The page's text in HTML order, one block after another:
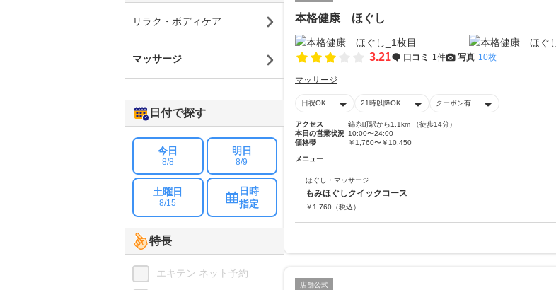
本格健康 ほぐし
3.21 口コミ 1件 写真 10枚
マッサージ
日祝OK 21時以降OK クーポン有
アクセス
錦糸町駅から1.1km （徒歩14分）
本日の営業状況 10:00〜24:00
価格帯
￥1,760〜￥10,450
メニュー
ほぐし・マッサージ
もみほぐしクイックコース
￥ 1,760 （税込）
店舗公式
リラク・ボディケア
マッサージ
日付で探す
今日
8/8
明日
8/9
土曜日
8/15
日時
指定
特長
エキテン ネット予約